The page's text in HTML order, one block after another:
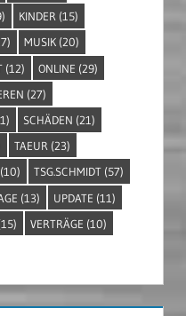
KINDER (15)
MUSIK (20)
(12) ONLINE (29)
(27)
SCHÄDEN (21)
TAEUR (23)
(10) TSG.SCHMIDT (57)
(13) UPDATE (11)
VERTRÄGE (10)